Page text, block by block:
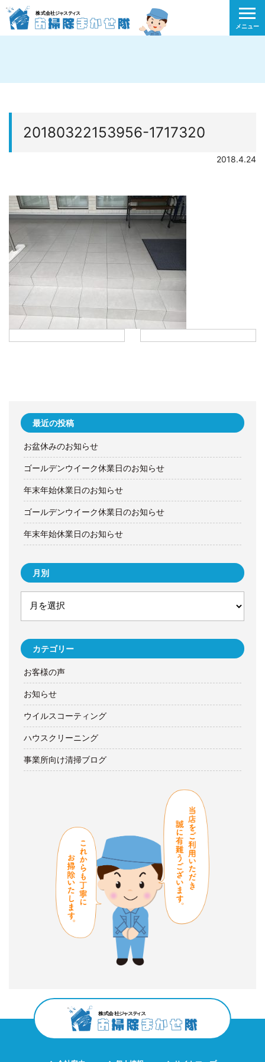
メニュー
20180322153956-1717320
2018.4.24
最近の投稿
お盆休みのお知らせ
ゴールデンウイーク休業日のお知らせ
年末年始休業日のお知らせ
ゴールデンウイーク休業日のお知らせ
年末年始休業日のお知らせ
月別
カテゴリー
お客様の声
お知らせ
ウイルスコーティング
ハウスクリーニング
事業所向け清掃ブログ